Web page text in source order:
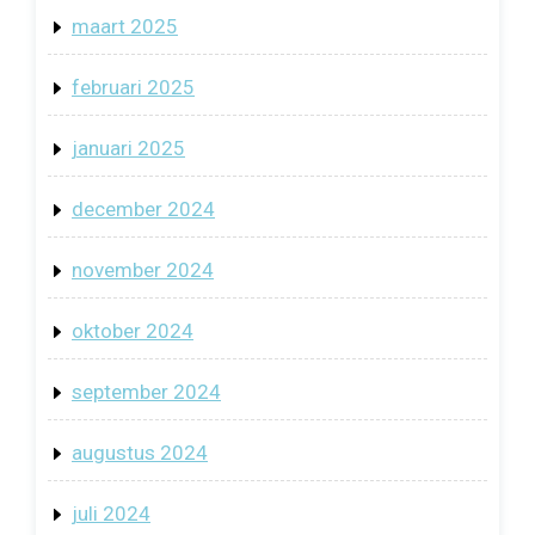
maart 2025
februari 2025
januari 2025
december 2024
november 2024
oktober 2024
september 2024
augustus 2024
juli 2024